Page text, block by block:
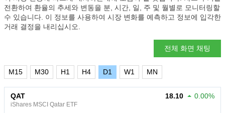
전환하여 환율의 추세와 변동을 분, 시간, 일, 주 및 월별로 모니터링할
수 있습니다. 이 정보를 사용하여 시장 변화를 예측하고 정보에 입각한
거래 결정을 내리십시오.
전체 화면 채팅
M15 M30 H1 H4 D1 W1 MN
QAT
iShares MSCI Qatar ETF
18.10 0.00%